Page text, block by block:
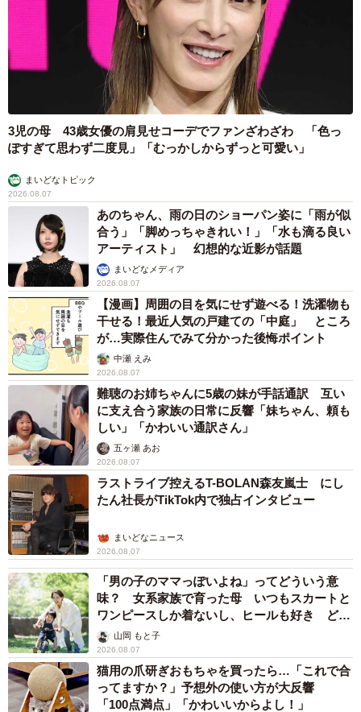
3児の母 43歳女優の肩見せコーデでファンざわざわ 「色っ
ぽすぎて思わず二度見」「むっかしからずっと可愛い」
まいどなトピック
2026.08.07
あのちゃん、雨の日のショーパン姿に「雨が似
合う」「脚めっちゃきれい！」「水も滴る良い
アーティスト」 幻想的な近影が話題
まいどなメディア
2026.08.07
【漫画】周囲の目を気にせず遊べる！洗濯物も
干せる！最近人気の戸建ての「中庭」 ところ
が…実際住んでみて分かった後悔ポイント
中瀬 えみ
2026.08.07
難聴のお姉ちゃんに5歳の妹が手話通訳 互い
に支え合う家族の日常に反響「妹ちゃん、頼も
しい」「かわいい通訳さん」
五ヶ瀬 あお
2026.08.07
ラストライブ控えるT-BOLAN森友嵐士 にし
たん社長がTikTok内で独占インタビュー
まいどなニュース
2026.08.07
「男の子のママっぽいよね」ってどういう意
味？ 女系家族で育った母 いつもスカートと
ワンピースしか着ないし、ヒールも好き どの
へんが…
山岡 もと子
2026.08.07
猫用の爪研ぎおもちゃを買ったら…「これで合
ってますか？」予想外の使い方が大反響
「100点満点」「かわいいからよし！」